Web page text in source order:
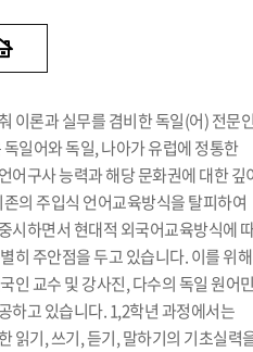
이론과 실무를 겸비한 독일(어) 전문
일어와 독일, 나아가 유럽에 정통한
어구사 능력과 해당 문화권에 대한 깊
의 주입식 언어교육방식을 탈피하여
시하면서 현대적 외국어교육방식에
히 주안점을 두고 있습니다. 이를 위해
인 교수 및 강사진, 다수의 독일 원어
하고 있습니다. 1,2학년 과정에서는
읽기, 쓰기, 듣기, 말하기의 기초실력